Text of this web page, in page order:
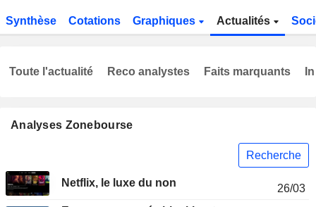
Synthèse Cotations Graphiques Actualités
Analyses Zonebourse
Recherche
Netflix, le luxe du non
26/03
Toute l'actualité Reco analystes Faits marquants